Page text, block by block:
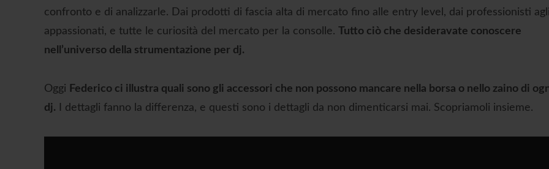
confronto e di analizzarle. Dai prodotti di fascia alta di mercato fino alle entry level, dai professionisti
appassionati, e tutte le curiosità del mercato per la consolle. Tutto ciò che desideravate conoscere
nell’universo della strumentazione per dj.
Oggi Federico ci illustra quali sono gli accessori che non possono mancare nella borsa o nello zaino di
dj. I dettagli fanno la differenza, e questi sono i dettagli da non dimenticarsi mai. Scopriamoli insieme.